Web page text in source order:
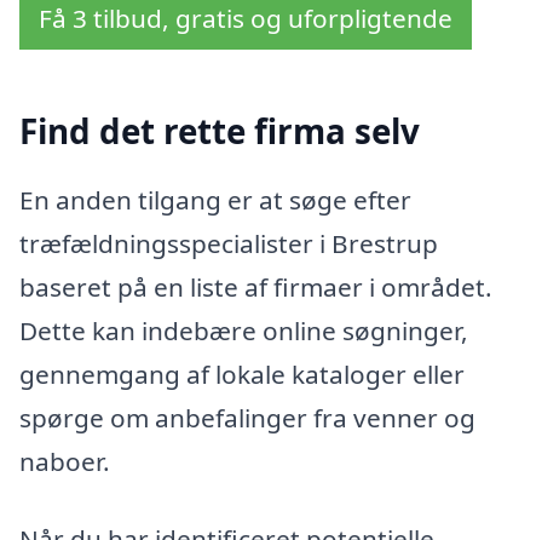
Få 3 tilbud, gratis og uforpligtende
Find det rette firma selv
En anden tilgang er at søge efter
træfældningsspecialister i Brestrup
baseret på en liste af firmaer i området.
Dette kan indebære online søgninger,
gennemgang af lokale kataloger eller
spørge om anbefalinger fra venner og
naboer.